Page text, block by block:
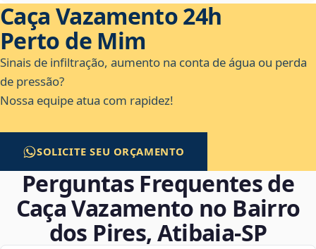
Caça Vazamento 24h
Perto de Mim
Sinais de infiltração, aumento na conta de água ou perda
de pressão?
Nossa equipe atua com rapidez!
SOLICITE SEU ORÇAMENTO
Perguntas Frequentes de
Caça Vazamento no Bairro
dos Pires, Atibaia‑SP